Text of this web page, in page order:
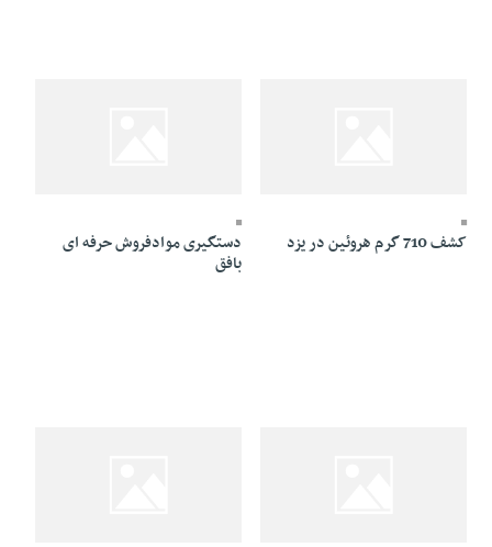
کشف 710 گرم هروئين در يزد دستگیری موادفروش حرفه ای
بافق